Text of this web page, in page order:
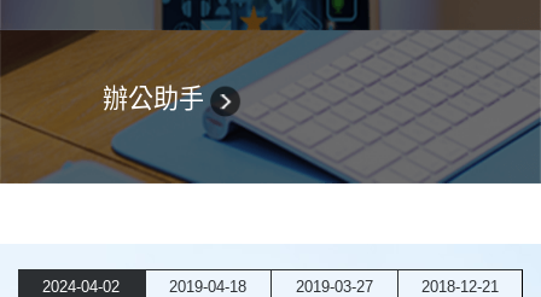
辦公助手
2024-04-02 2019-04-18 2019-03-27 2018-12-21